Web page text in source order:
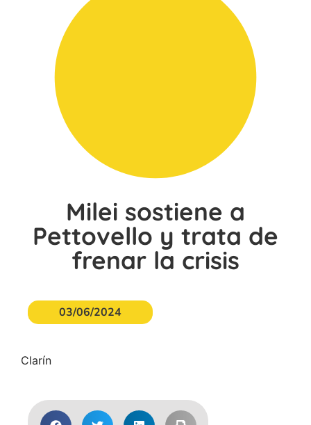
Milei sostiene a
Pettovello y trata de
frenar la crisis
03/06/2024
Clarín